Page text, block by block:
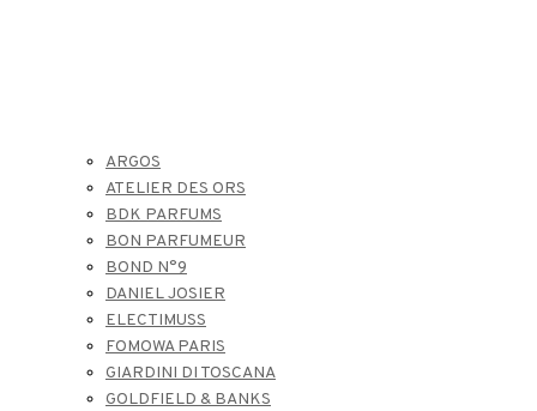
ARGOS
ATELIER DES ORS
BDK PARFUMS
BON PARFUMEUR
BOND N°9
DANIEL JOSIER
ELECTIMUSS
FOMOWA PARIS
GIARDINI DI TOSCANA
GOLDFIELD & BANKS